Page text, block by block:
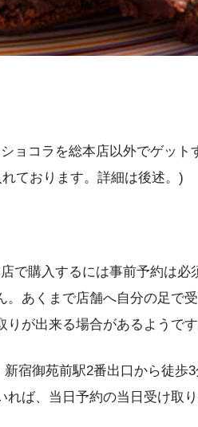
ョコラを総本店以外でゲッ
ております。詳細は後述。)
で購入するには事前予約は
あくまで店舗へ自分の足で
が出来る場合があるようです
宿御苑前駅2番出口から徒
ば、当日予約の当日受け取